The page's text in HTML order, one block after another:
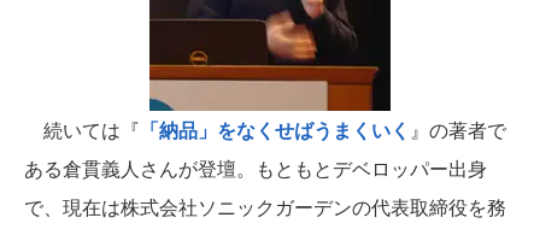
続いては『 「納品」をなくせばうまくいく 』の著者で
ある倉貫義人さんが登壇。もともとデベロッパー出身
で、現在は株式会社ソニックガーデンの代表取締役を務